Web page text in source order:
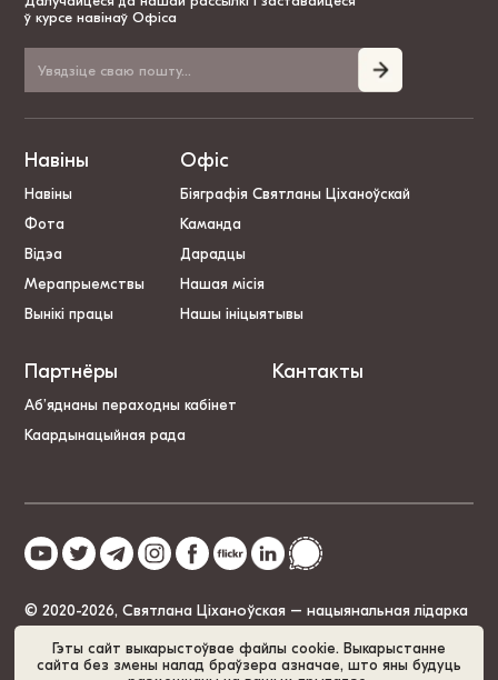
Гэты сайт выкарыстоўвае файлы cookie. Выкарыстанне
сайта без змены налад браўзера азначае, што яны будуць
ў курсе навінаў Офіса
Навіны
Навіны
Фота
Відэа
Мерапрыемствы
Вынікі працы
Офіс
Біяграфія Святланы Ціханоўскай
Каманда
Дарадцы
Нашая місія
Нашы ініцыятывы
Партнёры
Аб’яднаны пераходны кабінет
Каардынацыйная рада
Кантакты
© 2020-2026, Святлана Ціханоўская – нацыянальная лідарка